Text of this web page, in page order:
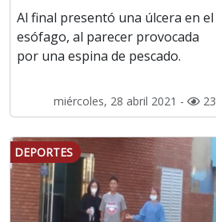
Al final presentó una úlcera en el
esófago, al parecer provocada
por una espina de pescado.
miércoles, 28 abril 2021 - 23
DEPORTES